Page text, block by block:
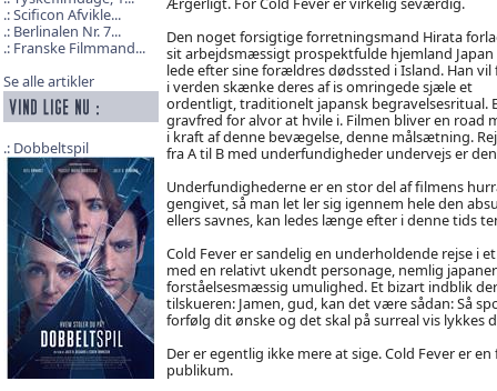
Scificon Afvikle...
Berlinalen Nr. 7...
Franske Filmmand...
Se alle artikler
Dobbeltspil
Den noget forsigtige forretningsmand Hirata
sit arbejdsmæssigt prospektfulde hjemland
lede efter sine forældres dødssted i Island. Han vil
i verden skænke deres af is omringede sjæle et
ordentligt, traditionelt japansk begravelsesritual.
gravfred for alvor at hvile i. Filmen bliver en road
i kraft af denne bevægelse, denne målsætning.
fra A til B med underfundigheder undervejs er
Underfundighederne er en stor del af filmens
gengivet, så man let ler sig igennem hele den
ellers savnes, kan ledes længe efter i denne tids
Cold Fever er sandelig en underholdende rejse i
med en relativt ukendt personage, nemlig
forståelsesmæssig umulighed. Et bizart indblik
tilskueren: Jamen, gud, kan det være sådan: Så
forfølg dit ønske og det skal på surreal vis lykkes
Der er egentlig ikke mere at sige. Cold Fever er
publikum.